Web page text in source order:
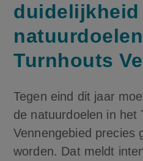
duidelijkheid
Turnhouts
Tegen eind dit jaar
de natuurdoelen in het
Vennengebied precies
worden. Dat meldt